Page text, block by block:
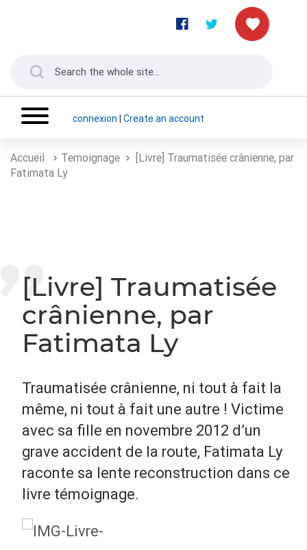
connexion | Create an account
Accueil Temoignage
[Livre] Traumatisée crânienne, par
Fatimata Ly
[Livre] Traumatisée
crânienne, par
Fatimata Ly
Traumatisée crânienne, ni tout à fait la
même, ni tout à fait une autre ! Victime
avec sa fille en novembre 2012 d’un
grave accident de la route, Fatimata Ly
raconte sa lente reconstruction dans ce
livre témoignage.